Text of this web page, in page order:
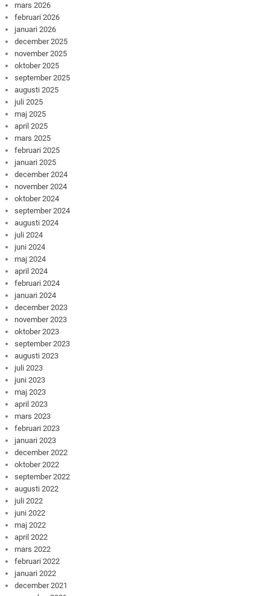
mars 2026
februari 2026
januari 2026
december 2025
november 2025
oktober 2025
september 2025
augusti 2025
juli 2025
maj 2025
april 2025
mars 2025
februari 2025
januari 2025
december 2024
november 2024
oktober 2024
september 2024
augusti 2024
juli 2024
juni 2024
maj 2024
april 2024
februari 2024
januari 2024
december 2023
november 2023
oktober 2023
september 2023
augusti 2023
juli 2023
juni 2023
maj 2023
april 2023
mars 2023
februari 2023
januari 2023
december 2022
oktober 2022
september 2022
augusti 2022
juli 2022
juni 2022
maj 2022
april 2022
mars 2022
februari 2022
januari 2022
december 2021